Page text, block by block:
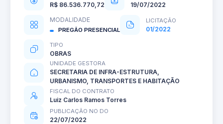
R$ 86.536.770,72 19/07/2022
MODALIDADE
PREGÃO PRESENCIAL
LICITAÇÃO
01/2022
TIPO
OBRAS
UNIDADE GESTORA
SECRETARIA DE INFRA-ESTRUTURA,
URBANISMO, TRANSPORTES E HABITAÇÃO
FISCAL DO CONTRATO
Luiz Carlos Ramos Torres
PUBLICAÇÃO NO DO
22/07/2022